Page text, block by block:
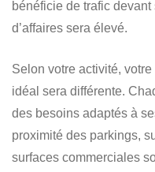
bénéficie de trafic
d’affaires sera élevé.
Selon votre activité,
idéal sera différente.
des besoins adaptés à
proximité des parkings,
surfaces commerciales